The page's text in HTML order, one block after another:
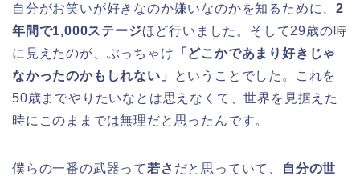
自分がお笑いが好きなのか嫌いなのかを知るために、2
年間で1,000ステージほど行いました。そして29歳の時
に見えたのが、ぶっちゃけ 「どこかであまり好きじゃ
なかったのかもしれない」
ということでした。これを
50歳までやりたいなとは思えなくて、世界を見据えた
時にこのままでは無理だと思ったんです。
僕らの一番の武器って若さ だと思っていて、
自分の世